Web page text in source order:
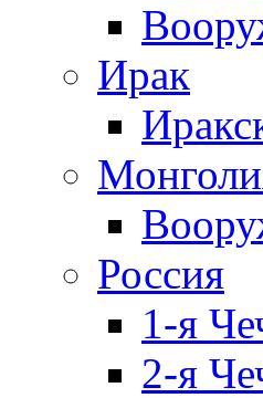
Ирак
Россия
1-я
2-я